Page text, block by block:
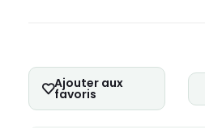
Ajouter aux
favoris